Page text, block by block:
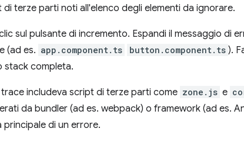
terze parti noti all'elenco degli elementi da ignorare.
sul pulsante di incremento. Espandi il messaggio di
(ad es. app.component.ts button.component.ts ).
stack completa.
includeva script di terze parti come zone.js e
da bundler (ad es. webpack) o framework (ad es.
di un errore.